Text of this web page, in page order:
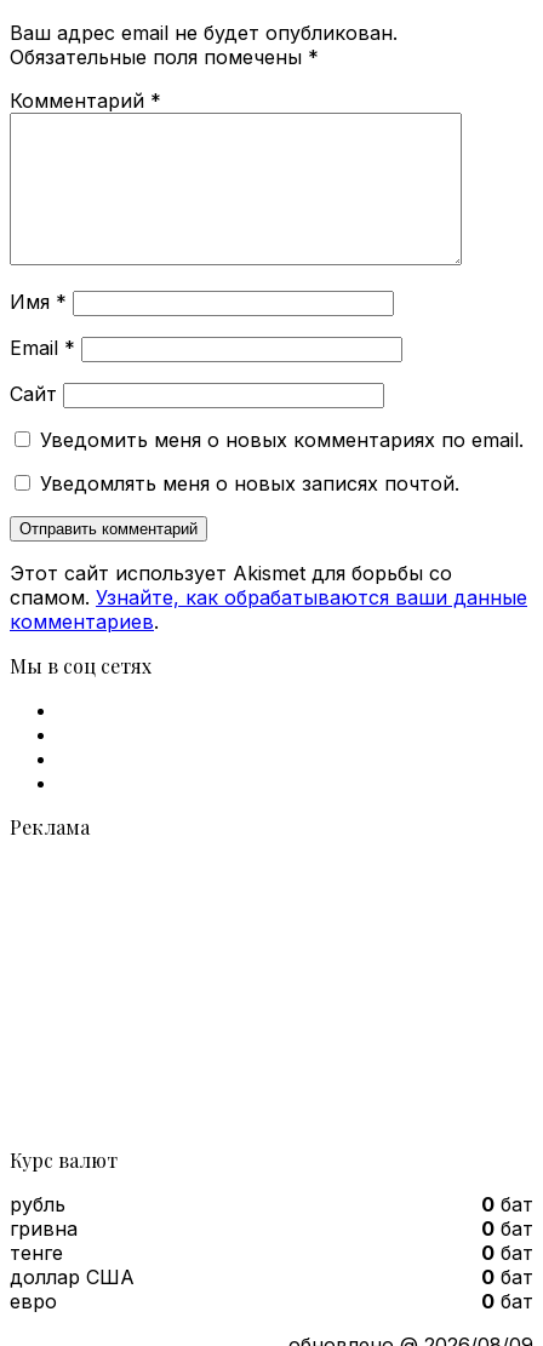
Ваш адрес email не будет опубликован.
Обязательные поля помечены *
Комментарий *
Имя *
Email *
Сайт
Уведомить меня о новых комментариях по email.
Уведомлять меня о новых записях почтой.
Этот сайт использует Akismet для борьбы со
спамом. Узнайте, как обрабатываются ваши данные
комментариев.
Мы в соц сетях
Реклама
Курс валют
рубль 0 бат
гривна
0 бат
тенге
0 бат
доллар США
0 бат
евро
0 бат